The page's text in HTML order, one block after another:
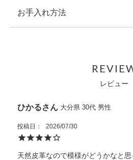
外側収納：ファスナー小銭入れ×１
オープンポケット×２
なる場合があります。
お手入れ方法
・水などにぬれた場合は、直ちに拭
で自然乾燥させてください。
ください。
・洗濯機は使用しないでください。
用ください。
・熱源や日光に長時間晒さないでく
埃、湿気を避けてください。
レビュー
ひかる 大分県 30代 男性
投稿日 2026/07/30
天然皮革なので模様がどうかなと